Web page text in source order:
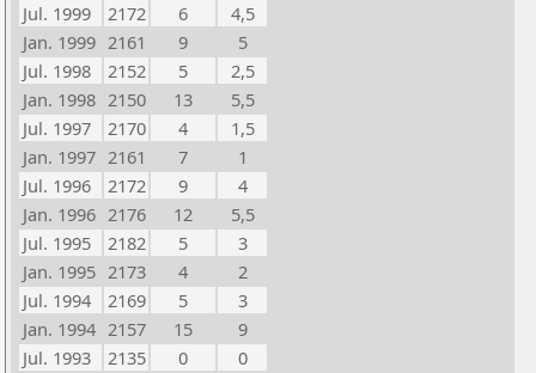
Jul. 1999
2172 6
4,5
Jan. 1999 2161 9
5
Jul. 1998
2152 5
2,5
Jan. 1998 2150 13
5,5
Jul. 1997
2170 4
1,5
Jan. 1997 2161 7
1
Jul. 1996
2172 9
4
Jan. 1996 2176 12
5,5
Jul. 1995
2182 5
3
Jan. 1995 2173 4
2
Jul. 1994
2169 5
3
Jan. 1994 2157 15
9
Jul. 1993
2135 0
0